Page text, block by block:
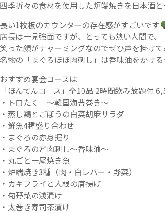
四季折々の食材を使用した炉端焼きを日本酒と
長い1枚板のカウンターの存在感がすごいです
店長は一見強面ですが、とっても熱い人間で、
笑った顔がチャーミングなのでぜひ声を掛けて
名物の「まぐろほほ肉刺し」は香味油をかけ
おすすめ宴会コースは
「ほんてんコース」全10品 2時間飲み放題付
・トロたく ～韓国海苔巻き～
・蒸し鶏とごぼうの白菜胡麻サラダ
・鮮魚4種盛り合わせ
・まぐろの赤身握り
・まぐろのど肉刺し～香味油～
・丸ごと一尾焼き魚
・炉端焼き3種（肉・白レバー・野菜）
・カキフライと大根の唐揚げ
・旬野菜の浅漬け
・太巻き寿司茶漬け